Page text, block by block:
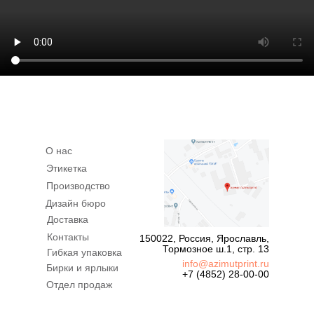
О нас
Этикетка
Производство
Дизайн бюро
Доставка
Контакты
info@azimutprint.ru
+7 (4852) 28-00-00
150022, Россия, Ярославль,
Тормозное ш.1, стр. 13
Гибкая упаковка
Бирки и ярлыки
Отдел продаж